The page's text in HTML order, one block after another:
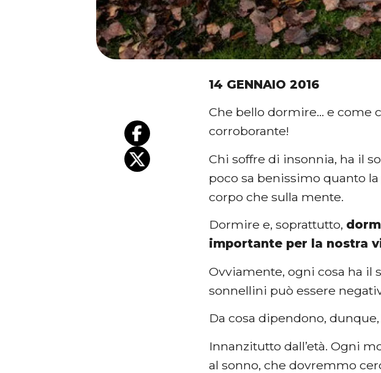
14 GENNAIO 2016
Che bello dormire… e come
corroborante!
Chi soffre di insonnia, ha il
poco sa benissimo quanto
corpo che sulla mente.
Dormire e, soprattutto,
importante per la nostra
Ovviamente, ogni cosa ha il
sonnellini può essere
Da cosa dipendono,
Innanzitutto dall’età. Ogni
al sonno, che dovremmo